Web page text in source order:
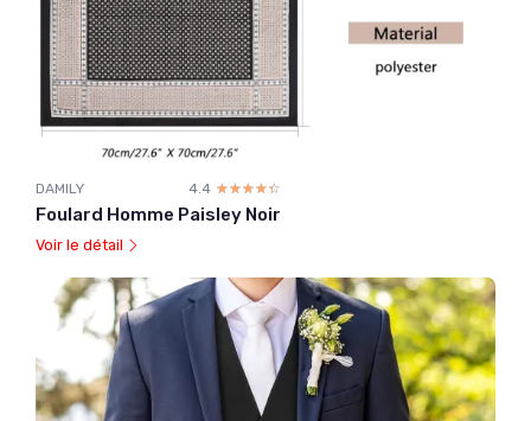
DAMILY 4.4 ☆☆☆☆☆
★★★★★
Foulard Homme Paisley Noir
Voir le détail